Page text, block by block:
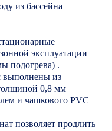
из бассейна
эксплуатации
подогрева) .
выполнены из
0,8 мм
и чашкового PVC
позволяет продлить